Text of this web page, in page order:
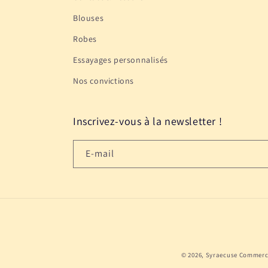
Blouses
Robes
Essayages personnalisés
Nos convictions
Inscrivez-vous à la newsletter !
E-mail
© 2026, Syraecuse